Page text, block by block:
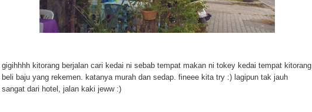
gigihhhh kitorang berjalan cari kedai ni sebab tempat makan ni tokey kedai tempat kitorang
beli baju yang rekemen. katanya murah dan sedap. fineee kita try :) lagipun tak jauh
sangat dari hotel, jalan kaki jeww :)